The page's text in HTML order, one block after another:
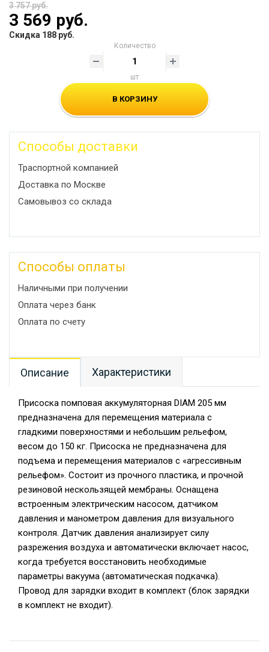
3 757 руб.
3 569 руб.
Скидка 188 руб.
Количество
шт
В КОРЗИНУ
Способы доставки
Траспортной компанией
Доставка по Москве
Самовывоз со склада
Способы оплаты
Наличными при получении
Оплата через банк
Оплата по счету
Описание Характеристики
Присоска помповая аккумуляторная DIAM 205 мм
предназначена для перемещения материала с
гладкими поверхностями и небольшим рельефом,
весом до 150 кг. Присоска не предназначена для
подъема и перемещения материалов с «агрессивным
рельефом». Состоит из прочного пластика, и прочной
резиновой нескользящей мембраны. Оснащена
встроенным электрическим насосом, датчиком
давления и манометром давления для визуального
контроля. Датчик давления анализирует силу
разрежения воздуха и автоматически включает насос,
когда требуется восстановить необходимые
параметры вакуума (автоматическая подкачка).
Провод для зарядки входит в комплект (блок зарядки
в комплект не входит).